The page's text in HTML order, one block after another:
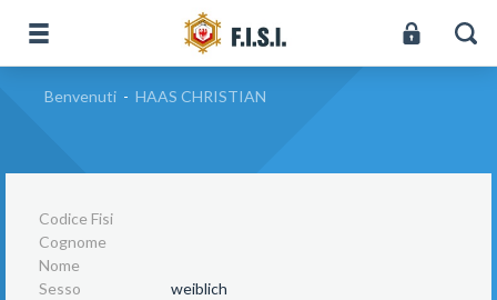
Benvenuti - HAAS CHRISTIAN
Codice Fisi
Cognome
Nome
Sesso
weiblich